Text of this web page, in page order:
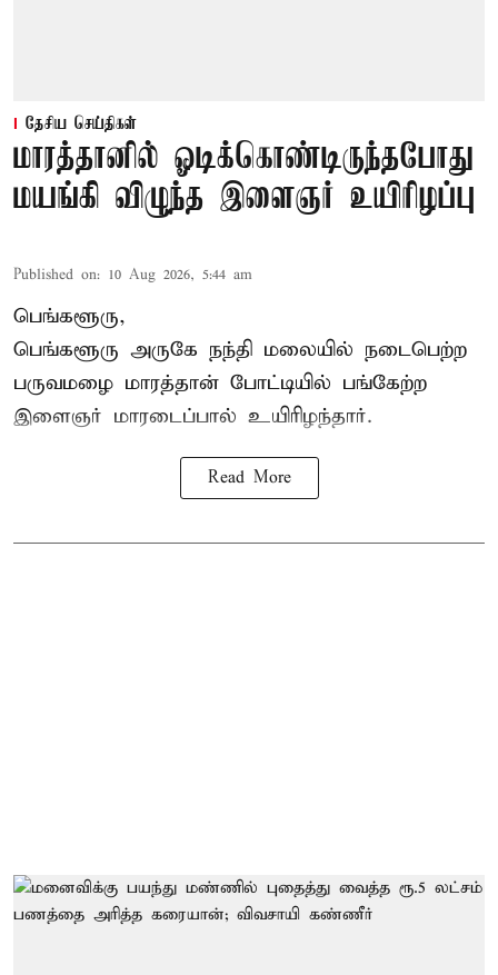
தேசிய செய்திகள்
மாரத்தானில் ஓடிக்கொண்டிருந்தபோது
மயங்கி விழுந்த இளைஞர் உயிரிழப்பு
Published on: 10 Aug 2026, 5:44 am
பெங்களூரு,
பெங்களூரு அருகே நந்தி மலையில் நடைபெற்ற
பருவமழை மாரத்தான் போட்டியில் பங்கேற்ற
இளைஞர் மாரடைப்பால் உயிரிழந்தார்.
Read More